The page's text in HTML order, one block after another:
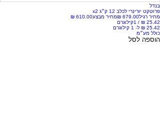
בנדל
פרוטקט יורינרי לכלב 12 ק״ג x2
מחיר רגיל
מחיר מבצע
/ 1קילוגרם
כולל מע״מ
הוספה לסל